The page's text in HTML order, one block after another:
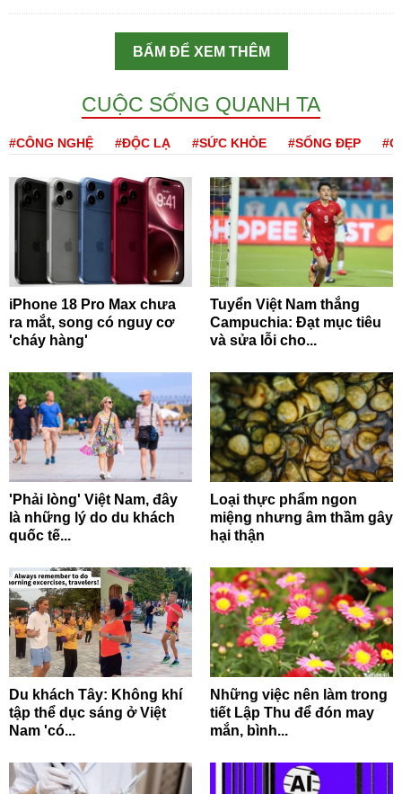
BẤM ĐỂ XEM THÊM
CUỘC SỐNG QUANH TA
#CÔNG NGHỆ #ĐỘC LẠ #SỨC KHỎE #SỐNG ĐẸP
iPhone 18 Pro Max chưa
ra mắt, song có nguy cơ
'cháy hàng'
Tuyển Việt Nam thắng
Campuchia: Đạt mục tiêu
và sửa lỗi cho...
'Phải lòng' Việt Nam, đây
là những lý do du khách
quốc tế...
Loại thực phẩm ngon
miệng nhưng âm thầm gây
hại thận
Du khách Tây: Không khí
tập thể dục sáng ở Việt
Nam 'có...
Những việc nên làm trong
tiết Lập Thu để đón may
mắn, bình...